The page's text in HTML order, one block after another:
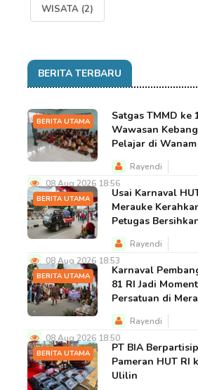
WISATA (2)
BERITA TERBARU
BERITA UTAMA
Satgas TMMD ke
Wawasan
Pelajar di Wanam
Rayendi
08 Aug 2026 18:56
BERITA UTAMA
Usai Karnaval
Merauke
Petugas
Rayendi
08 Aug 2026 18:53
BERITA UTAMA
Karnaval
81 RI Jadi
Persatuan di
Rayendi
08 Aug 2026 18:50
BERITA UTAMA
PT BIA
Pameran HUT RI
Ulilin